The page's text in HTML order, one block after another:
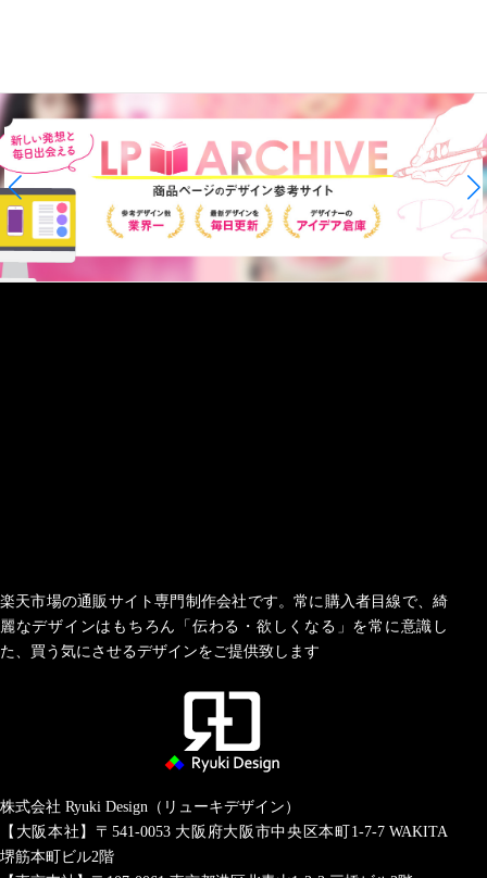
楽天市場の通販サイト専門制作会社です。常に購入者目線で、綺
麗なデザインはもちろん「伝わる・欲しくなる」を常に意識し
た、買う気にさせるデザインをご提供致します
株式会社 Ryuki Design（リューキデザイン）
【大阪本社】〒541-0053大阪府大阪市中央区本町1-7-7 WAKITA
堺筋本町ビル2階